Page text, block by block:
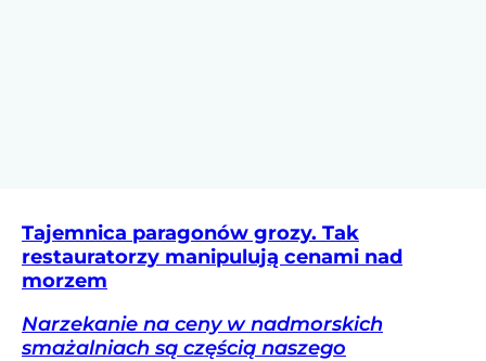
Tajemnica paragonów grozy. Tak
restauratorzy manipulują cenami nad
morzem
Narzekanie na ceny w nadmorskich
smażalniach są częścią naszego